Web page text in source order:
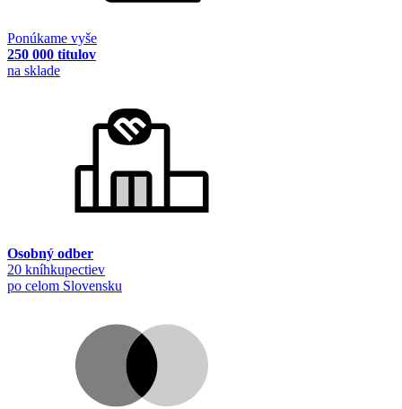
Ponúkame vyše
250 000 titulov
na sklade
Osobný odber
20 kníhkupectiev
po celom Slovensku